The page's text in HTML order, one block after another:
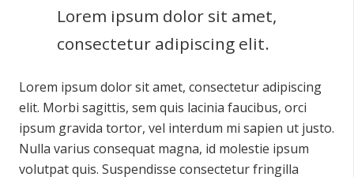
Lorem ipsum dolor sit amet,
consectetur adipiscing elit.
Lorem ipsum dolor sit amet, consectetur adipiscing
elit. Morbi sagittis, sem quis lacinia faucibus, orci
ipsum gravida tortor, vel interdum mi sapien ut justo.
Nulla varius consequat magna, id molestie ipsum
volutpat quis. Suspendisse consectetur fringilla